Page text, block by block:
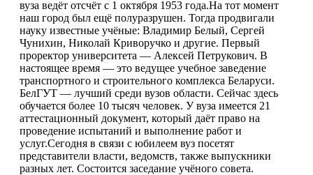
вуза ведёт отсчёт с 1 октября 1953 года.На тот момент
наш город был ещё полуразрушен. Тогда продвигали
науку известные учёные: Владимир Белый, Сергей
Чунихин, Николай Криворучко и другие. Первый
проректор университета — Алексей Петрукович. В
настоящее время — это ведущее учебное заведение
транспортного и строительного комплекса Беларуси.
БелГУТ — лучший среди вузов области. Сейчас здесь
обучается более 10 тысяч человек. У вуза имеется 21
аттестационный документ, который даёт право на
проведение испытаний и выполнение работ и
услуг.Сегодня в связи с юбилеем вуз посетят
представители власти, ведомств, также выпускники
разных лет. Состоится заседание учёного совета.